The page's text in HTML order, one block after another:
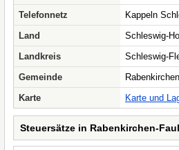
Telefonnetz
Kappeln
Land
Schleswig-
Landkreis
Schleswig-
Gemeinde
Karte
Karte und
Steuersätze in Rabenkirchen-